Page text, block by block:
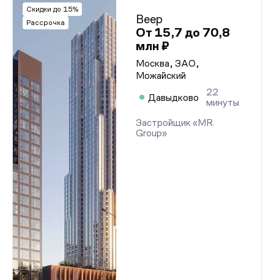
Скидки до 15%
Рассрочка
Веер
От 15,7 до 70,8
млн ₽
Москва, ЗАО,
Можайский
Давыдково
22
минуты
Застройщик «MR
Group»